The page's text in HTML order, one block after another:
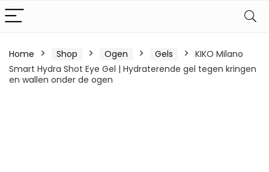
Home Shop Ogen Gels
KIKO Milano
Smart Hydra Shot Eye Gel | Hydraterende gel tegen kringen
en wallen onder de ogen